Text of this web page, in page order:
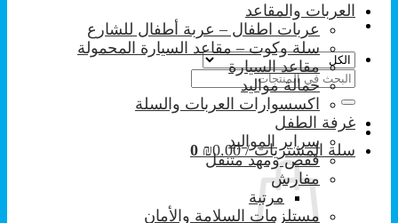
البحث
عن:
سلة المشتريات / ₪0.00
0
العربات والمقاعد
عربات اطفال – عربة أطفال للشارع
سلة وكوت – مقاعد السيارة المحمولة
مقاعد السيارة
حمالة مواليد
اكسسوارات العربات والسلة
غرفة الطفل
سراير المواليد
قفص ومهد متنقل
مفارش
مرتبة
مستلزمات السلامة والأمان